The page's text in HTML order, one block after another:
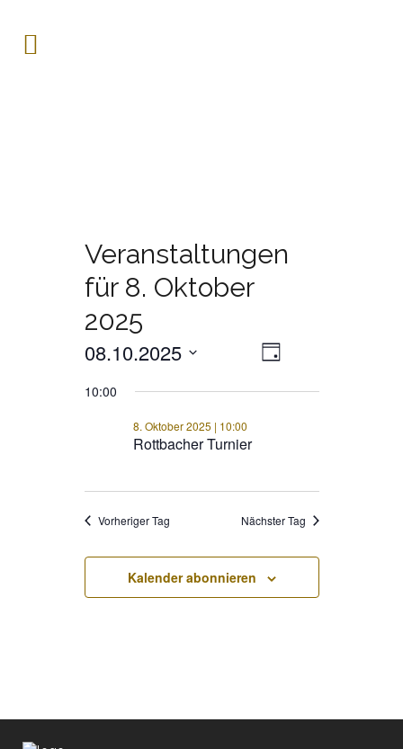
Veranstaltungen
für 8. Oktober
2025
Veranstaltung
Ansichten-
Tag
08.10.2025
wählen.
10:00
Rottbacher Turnier
8. Oktober 2025 | 10:00
Vorheriger Tag Nächster Tag
Kalender abonnieren